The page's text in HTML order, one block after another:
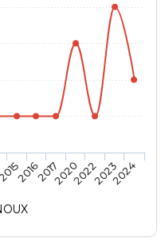
201620172020202220232024